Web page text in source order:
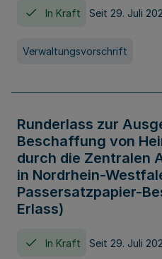
In Kraft Seit 29. Juli
Verwaltungsvorschrift
Runderlass zur
Beschaffung von
durch die Zentralen
in Nordrhein-
Passersatzpapier-
Erlass)
In Kraft Seit 29. Juli